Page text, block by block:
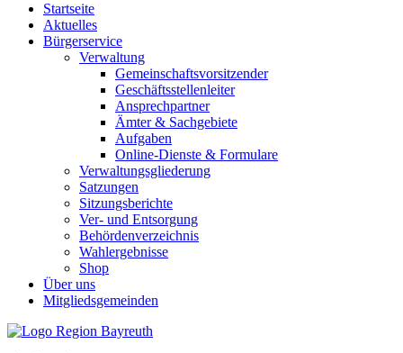
Startseite
Aktuelles
Bürgerservice
Verwaltung
Gemeinschaftsvorsitzender
Geschäftsstellenleiter
Ansprechpartner
Ämter & Sachgebiete
Aufgaben
Online-Dienste & Formulare
Verwaltungsgliederung
Satzungen
Sitzungsberichte
Ver- und Entsorgung
Behördenverzeichnis
Wahlergebnisse
Shop
Über uns
Mitgliedsgemeinden